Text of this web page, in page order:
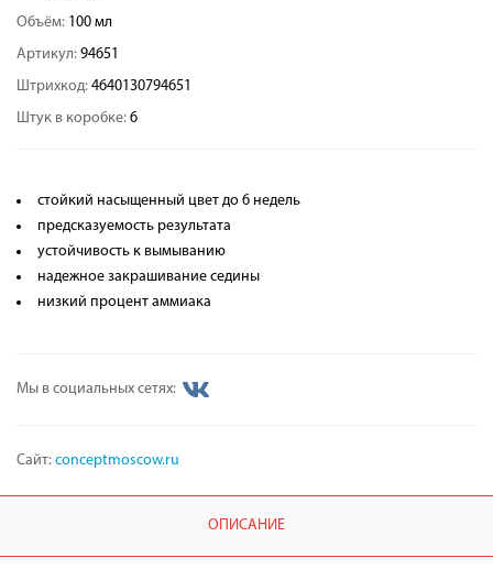
Объём: 100 мл
Артикул: 94651
Штрихкод: 4640130794651
Штук в коробке: 6
стойкий насыщенный цвет до 6 недель
предсказуемость результата
устойчивость к вымыванию
надежное закрашивание седины
низкий процент аммиака
Мы в социальных сетях:
Сайт: conceptmoscow.ru
ОПИСАНИЕ